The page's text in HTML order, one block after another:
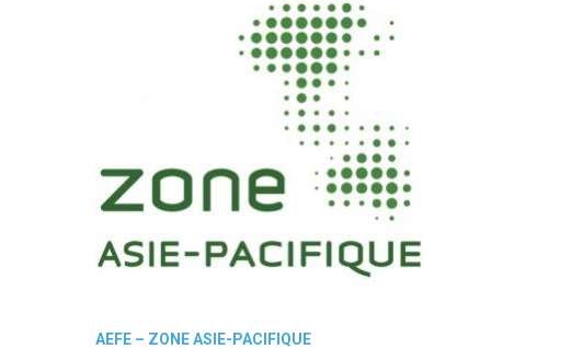
AEFE – ZONE ASIE-PACIFIQUE